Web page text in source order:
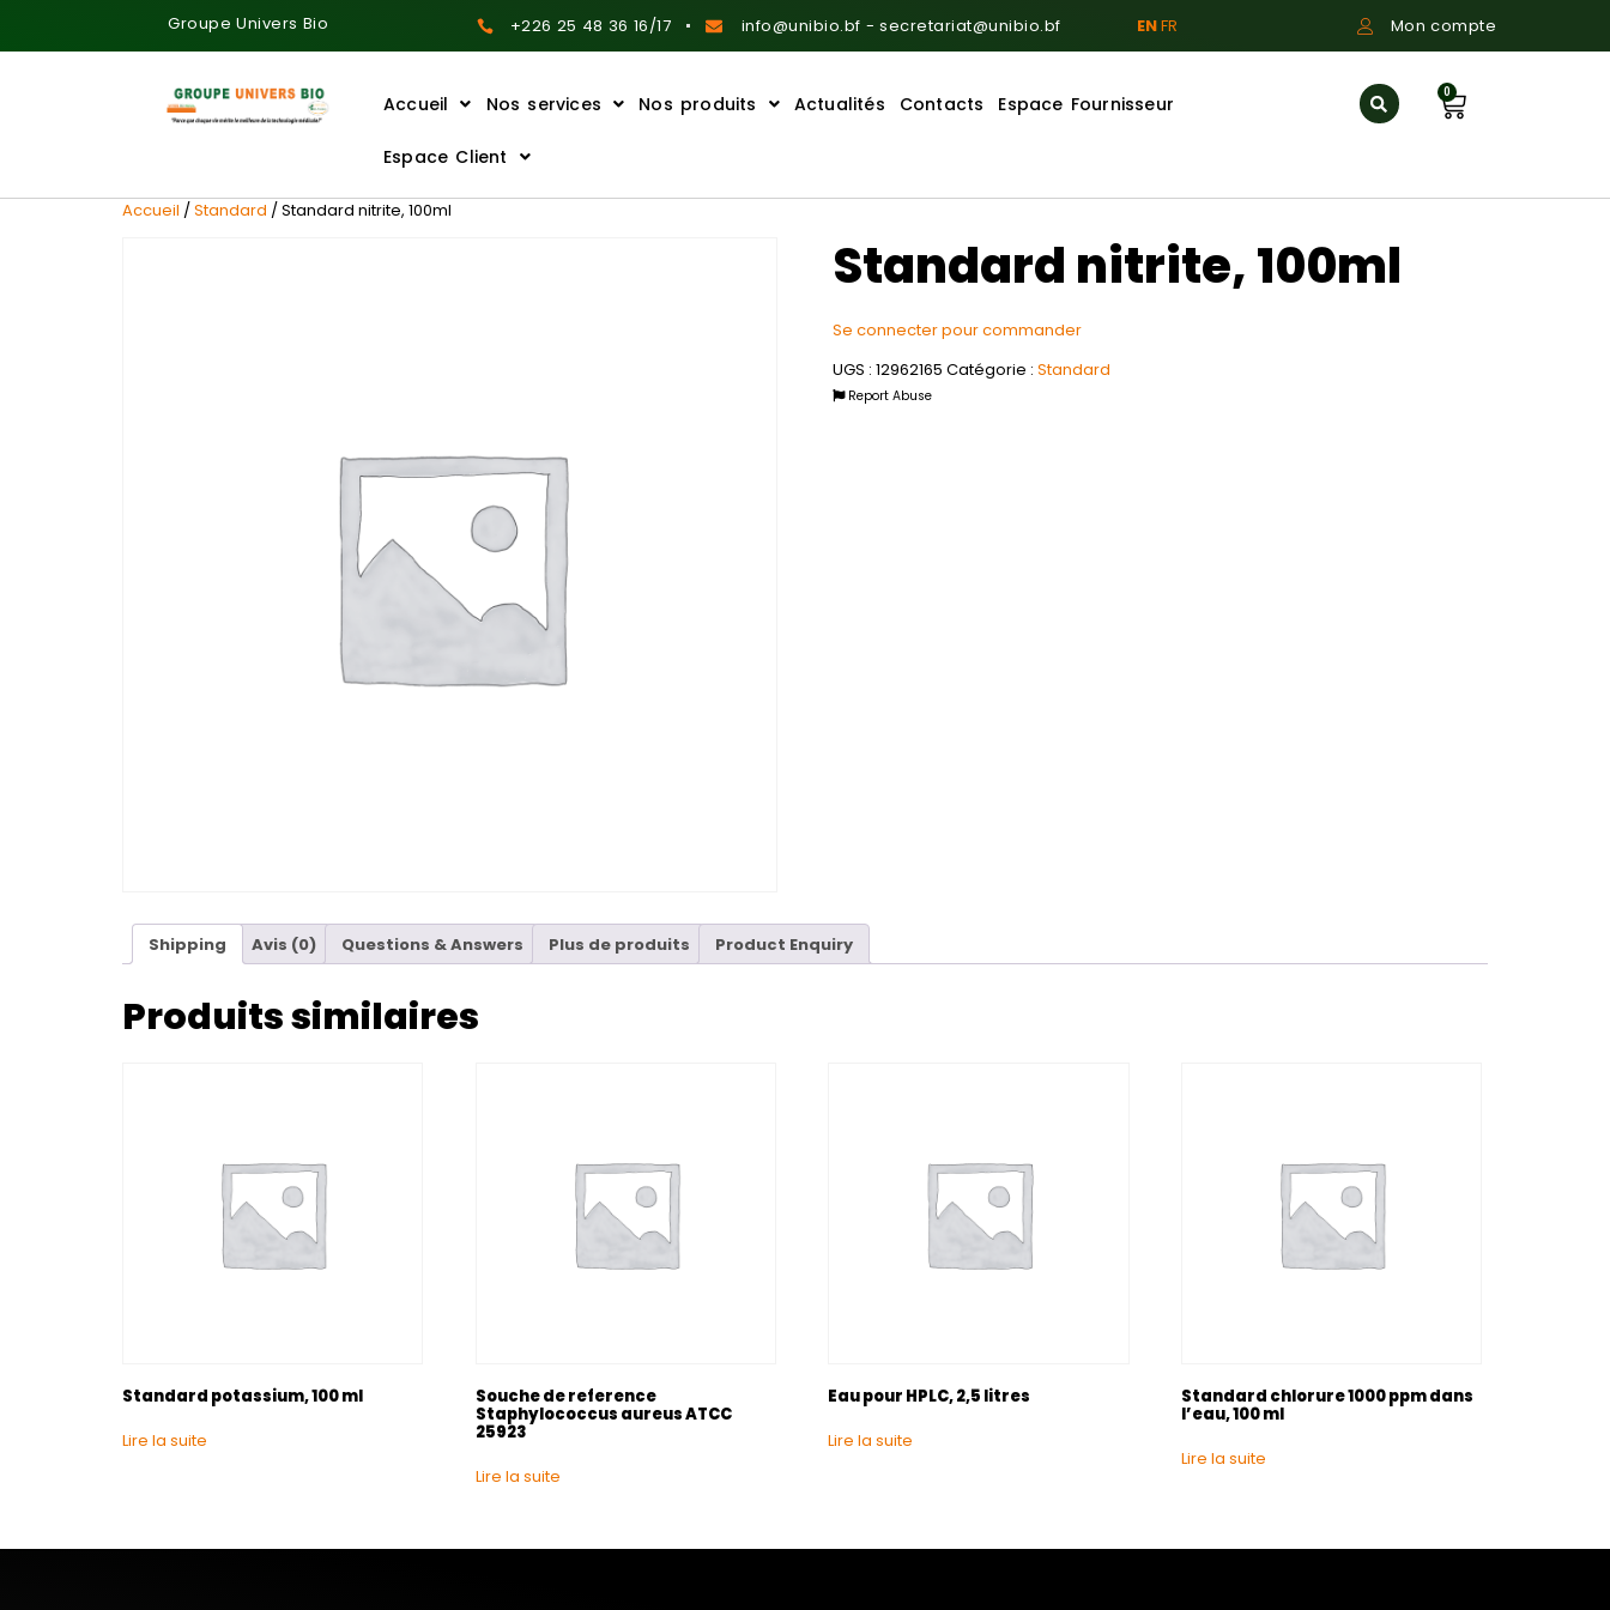
Groupe Univers Bio +226 25 48 36 16/17 info@unibio.bf - secretariat@unibio.bf ENFR Mon compte
Accueil Nos services Nos produits Actualités Contacts Espace Fournisseur
Espace Client
0
Accueil /Standard / Standard nitrite, 100ml
Standard nitrite, 100ml
Se connecter pour commander
UGS : 12962165 Catégorie : Standard
Report Abuse
Shipping Avis (0) Questions & Answers Plus de produits Product Enquiry
Produits similaires
Standard potassium, 100 ml
Lire la suite
Souche de reference
Staphylococcus aureus ATCC
25923
Lire la suite
Eau pour HPLC, 2,5 litres
Lire la suite
Standard chlorure 1000 ppm dans
l’eau, 100 ml
Lire la suite